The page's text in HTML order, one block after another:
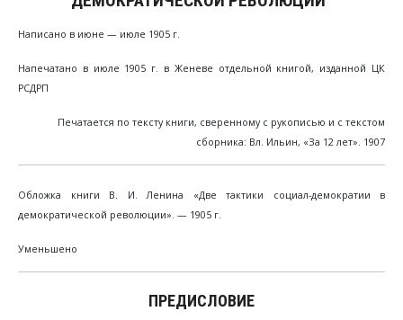
Написано в июне — июле 1905 г.
Напечатано в июле 1905 г. в Женеве отдельной книгой, изданной ЦК
РСДРП
Печатается по тексту книги, сверенному с рукописью и с текстом
сборника: Вл. Ильин, «За 12 лет». 1907
Обложка книги В. И. Ленина «Две тактики социал-демократии в
демократической революции». — 1905 г.
Уменьшено
ПРЕДИСЛОВИЕ